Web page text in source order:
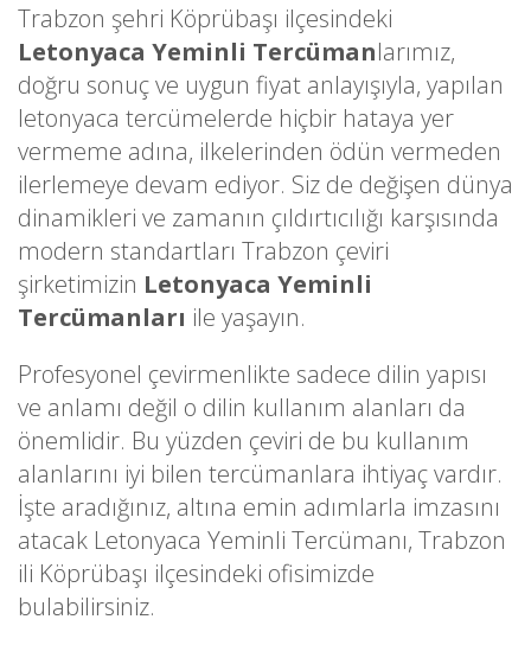
Trabzon şehri Köprübaşı ilçesindeki
Letonyaca Yeminli Tercümanlarımız,
doğru sonuç ve uygun fiyat anlayışıyla, yapılan
letonyaca tercümelerde hiçbir hataya yer
vermeme adına, ilkelerinden ödün vermeden
ilerlemeye devam ediyor. Siz de değişen dünya
dinamikleri ve zamanın çıldırtıcılığı karşısında
modern standartları Trabzon çeviri
şirketimizin Letonyaca Yeminli
Tercümanları ile yaşayın.
Profesyonel çevirmenlikte sadece dilin yapısı
ve anlamı değil o dilin kullanım alanları da
önemlidir. Bu yüzden çeviri de bu kullanım
alanlarını iyi bilen tercümanlara ihtiyaç vardır.
İşte aradığınız, altına emin adımlarla imzasını
atacak Letonyaca Yeminli Tercümanı, Trabzon
ili Köprübaşı ilçesindeki ofisimizde
bulabilirsiniz.